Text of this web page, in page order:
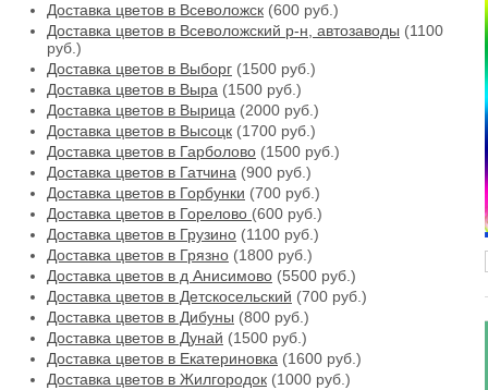
Доставка цветов в Всеволожск (600 руб.)
Доставка цветов в Всеволожский р-н, автозаводы (1100
руб.)
Доставка цветов в Выборг (1500 руб.)
Доставка цветов в Выра (1500 руб.)
Доставка цветов в Вырица (2000 руб.)
Доставка цветов в Высоцк (1700 руб.)
Доставка цветов в Гарболово (1500 руб.)
Доставка цветов в Гатчина (900 руб.)
Доставка цветов в Горбунки (700 руб.)
Доставка цветов в Горелово (600 руб.)
Доставка цветов в Грузино (1100 руб.)
Доставка цветов в Грязно (1800 руб.)
Доставка цветов в д Анисимово (5500 руб.)
Доставка цветов в Детскосельский (700 руб.)
Доставка цветов в Дибуны (800 руб.)
Доставка цветов в Дунай (1500 руб.)
Доставка цветов в Екатериновка (1600 руб.)
Доставка цветов в Жилгородок (1000 руб.)